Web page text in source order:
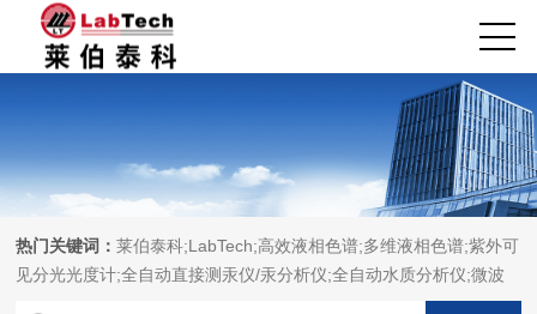
热门关键词：莱伯泰科;LabTech;高效液相色谱;多维液相色谱;紫外可
见分光光度计;全自动直接测汞仪/汞分析仪;全自动水质分析仪;微波
消解萃取系统;微波合成系统;微波灰化磺化系统;全自动固相萃取系